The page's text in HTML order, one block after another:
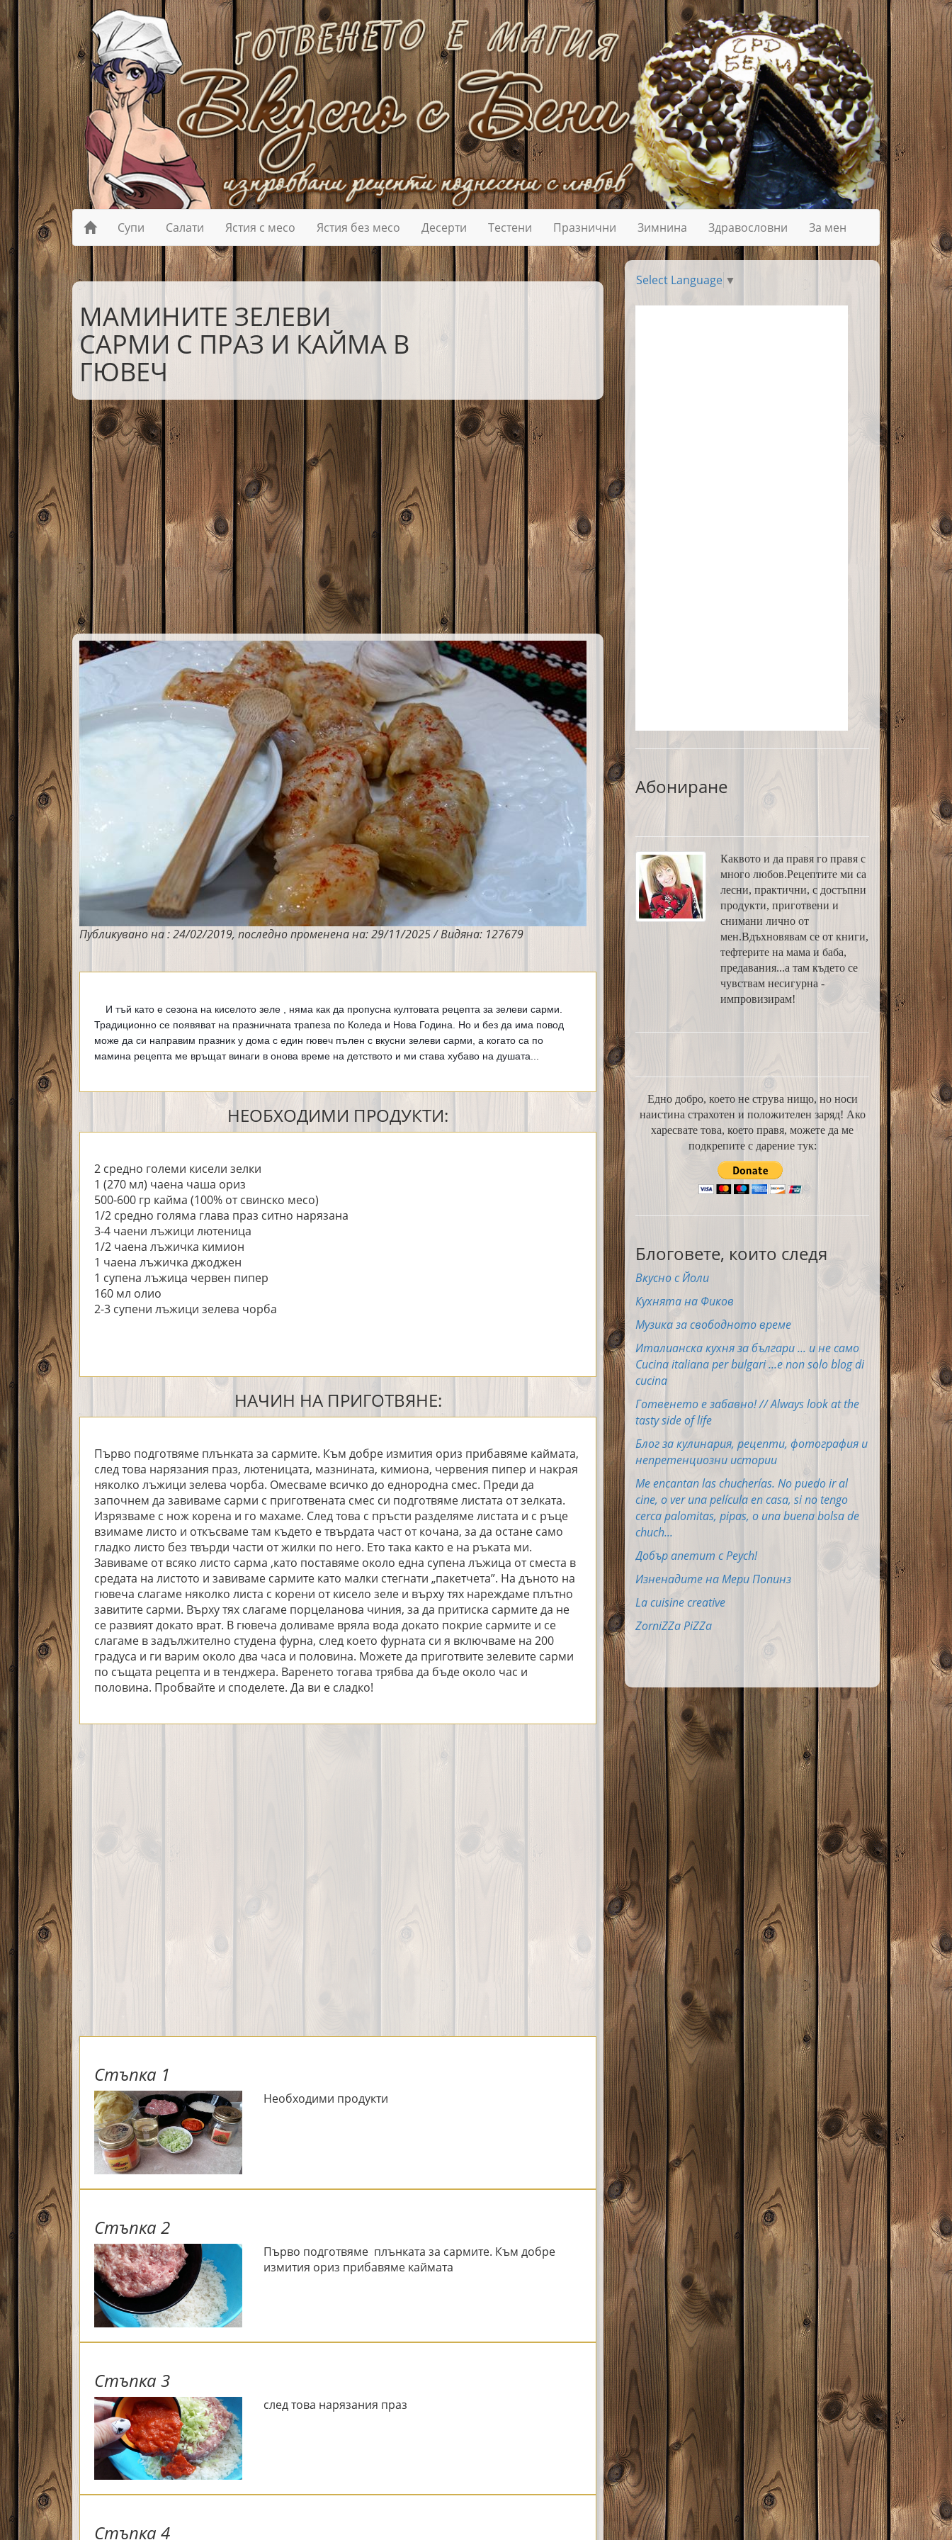
Супи Салати Ястия с месо Ястия без месо Десерти Тестени Празнични Зимнина Здравословни За мен
МАМИНИТЕ ЗЕЛЕВИ
САРМИ С ПРАЗ И КАЙМА В
ГЮВЕЧ
Публикувано на : 24/02/2019, последно променена на: 29/11/2025 / Видяна: 127679
И тъй като е сезона на киселото зеле , няма как да пропусна култовата рецепта за зелеви сарми.
Традиционно се появяват на празничната трапеза по Коледа и Нова Година. Но и без да има повод
може да си направим празник у дома с един гювеч пълен с вкусни зелеви сарми, а когато са по
мамина рецепта ме връщат винаги в онова време на детството и ми става хубаво на душата...
НЕОБХОДИМИ ПРОДУКТИ:
2 средно големи кисели зелки
1 (270 мл) чаена чаша ориз
500-600 гр кайма (100% от свинско месо)
1/2 средно голяма глава праз ситно нарязана
3-4 чаени лъжици лютеница
1/2 чаена лъжичка кимион
1 чаена лъжичка джоджен
1 супена лъжица червен пипер
160 мл олио
2-3 супени лъжици зелева чорба
НАЧИН НА ПРИГОТВЯНЕ:
Първо подготвяме плънката за сармите. Към добре измития ориз прибавяме каймата,
след това нарязания праз, лютеницата, мазнината, кимиона, червения пипер и накрая
няколко лъжици зелева чорба. Омесваме всичко до еднородна смес. Преди да
започнем да завиваме сарми с приготвената смес си подготвяме листата от зелката.
Изрязваме с нож корена и го махаме. След това с пръсти разделяме листата и с ръце
взимаме листо и откъсваме там където е твърдата част от кочана, за да остане само
гладко листо без твърди части от жилки по него. Ето така както е на ръката ми.
Завиваме от всяко листо сарма ,като поставяме около една супена лъжица от сместа в
средата на листото и завиваме сармите като малки стегнати „пакетчета”. На дъното на
гювеча слагаме няколко листа с корени от кисело зеле и върху тях нареждаме плътно
завитите сарми. Върху тях слагаме порцеланова чиния, за да притиска сармите да не
се развият докато врат. В гювеча доливаме вряла вода докато покрие сармите и се
слагаме в задължително студена фурна, след което фурната си я включваме на 200
градуса и ги варим около два часа и половина. Можете да приготвите зелевите сарми
по същата рецепта и в тенджера. Варенето тогава трябва да бъде около час и
половина. Пробвайте и споделете. Да ви е сладко!
Стъпка 1
Необходими продукти
Стъпка 2
Първо подготвяме плънката за сармите. Към добре
измития ориз прибавяме каймата
Стъпка 3
след това нарязания праз
Стъпка 4
Select Language ▼
Абониране
Каквото и да правя го правя с
много любов.Рецептите ми са
лесни, практични, с достъпни
продукти, приготвени и
снимани лично от
мен.Вдъхновявам се от книги,
тефтерите на мама и баба,
предавания...а там където се
чувствам несигурна -
импровизирам!
Едно добро, което не струва нищо, но носи
наистина страхотен и положителен заряд! Ако
харесвате това, което правя, можете да ме
подкрепите с дарение тук:
Блоговете, които следя
Вкусно с Йоли
Кухнята на Фиков
Музика за свободното време
Италианска кухня за българи ... и не само
Cucina italiana per bulgari ...e non solo blog di
cucina
Готвенето е забавно! // Always look at the
tasty side of life
Блог за кулинария, рецепти, фотография и
непретенциозни истории
Me encantan las chucherías. No puedo ir al
cine, o ver una película en casa, si no tengo
cerca palomitas, pipas, o una buena bolsa de
chuch...
Добър апетит с Peych!
Изненадите на Мери Попинз
La cuisine creative
ZorniZZa PiZZa